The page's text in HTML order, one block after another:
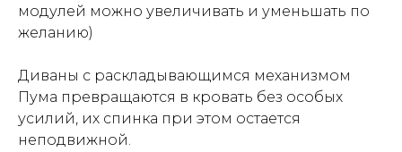
модулей можно увеличивать и уменьшать по
желанию)
Диваны с раскладывающимся механизмом
Пума превращаются в кровать без особых
усилий, их спинка при этом остается
неподвижной.